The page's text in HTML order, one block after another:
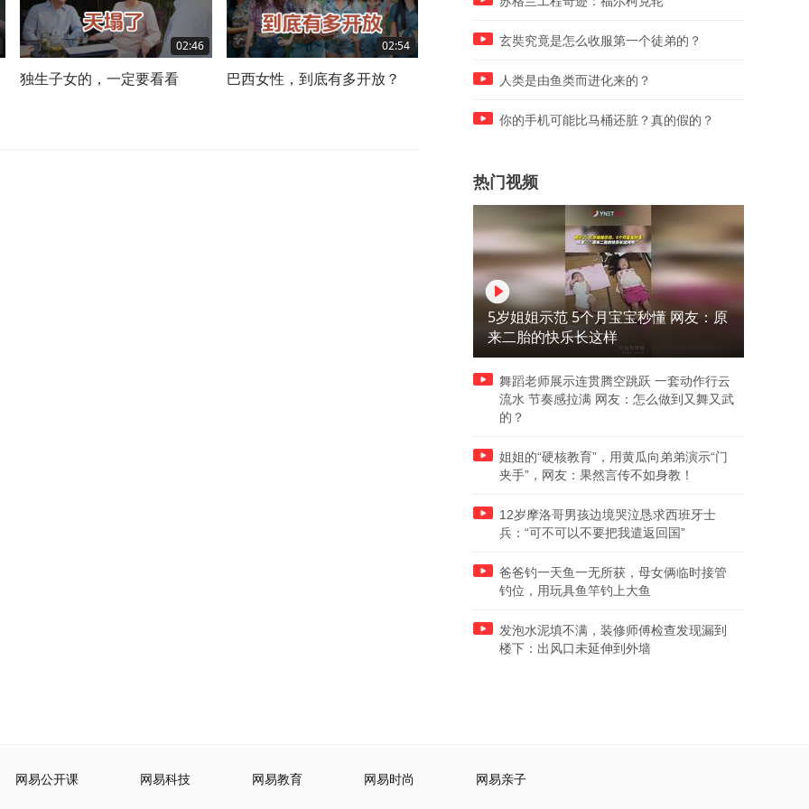
02:46
独生子女的，一定要看看
02:54
巴西女性，到底有多开放？
02:43
新式骗局来了！我们要小心
旺夫女人的出生月份，看看
玄奘究竟是怎么收服第一个徒弟的？
人类是由鱼类而进化来的？
你的手机可能比马桶还脏？真的假的？
热门视频
5岁姐姐示范 5个月宝宝秒懂 网友：原
来二胎的快乐长这样
舞蹈老师展示连贯腾空跳跃 一套动作行云
流水 节奏感拉满 网友：怎么做到又舞又武
的？
姐姐的“硬核教育”，用黄瓜向弟弟演示“门
夹手”，网友：果然言传不如身教！
12岁摩洛哥男孩边境哭泣恳求西班牙士
兵：“可不可以不要把我遣返回国”
爸爸钓一天鱼一无所获，母女俩临时接管
钓位，用玩具鱼竿钓上大鱼
发泡水泥填不满，装修师傅检查发现漏到
楼下：出风口未延伸到外墙
网易公开课 网易科技 网易教育 网易时尚 网易亲子